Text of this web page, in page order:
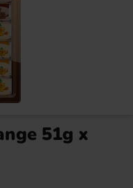
x 20st
109.80 kr
51g x